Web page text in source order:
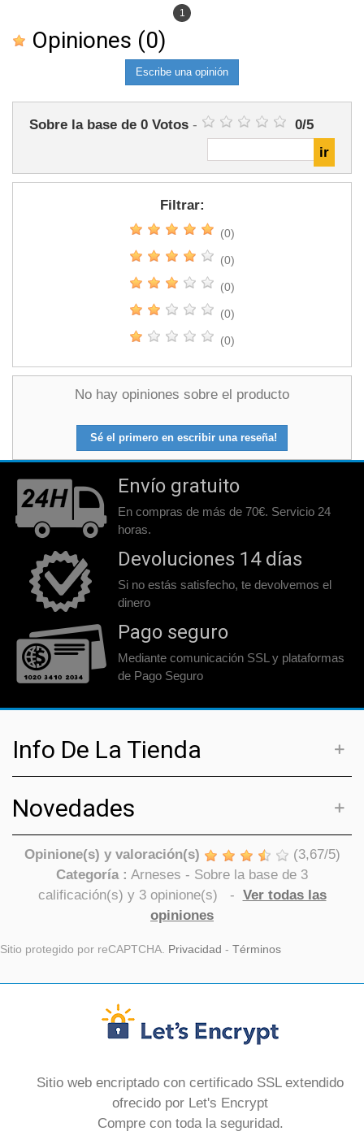
1
Opiniones (0)
Escribe una opinión
Sobre la base de 0 Votos - 0/5
Filtrar:
(0)
(0)
(0)
(0)
(0)
No hay opiniones sobre el producto
Sé el primero en escribir una reseña!
Envío gratuito
En compras de más de 70€. Servicio 24
horas.
Devoluciones 14 días
Si no estás satisfecho, te devolvemos el
dinero
Pago seguro
Mediante comunicación SSL y plataformas
de Pago Seguro
Info De La Tienda
Novedades
Opinione(s) y valoración(s) (3,67/5)
Categoría : Arneses - Sobre la base de 3
calificación(s) y 3opinione(s) - Ver todas las
opiniones
Sitio protegido por reCAPTCHA. Privacidad - Términos
Sitio web encriptado con certificado SSL extendido
ofrecido por Let's Encrypt
Compre con toda la seguridad.